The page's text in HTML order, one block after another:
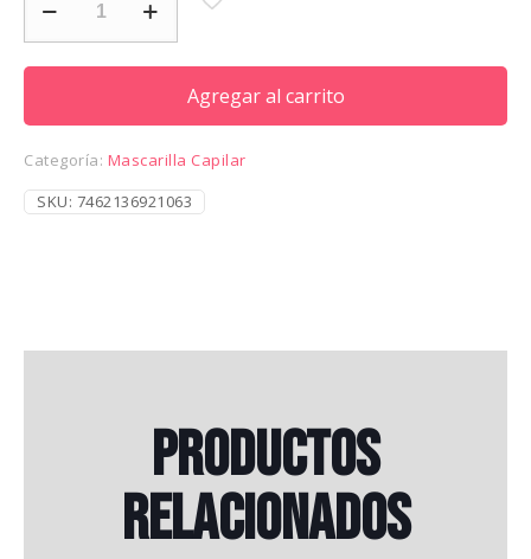
OLIVE
Agregar al carrito
Categoría: Mascarilla Capilar
SKU: 7462136921063
Productos
relacionados